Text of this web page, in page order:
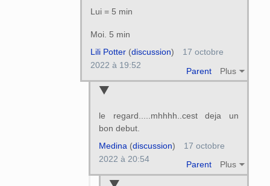
Lui = 5 min
Moi. 5 min
Parent Plus
Lili Potter(discussion)
17 octobre
2022 à 19:52
le regard.....mhhhh..cest deja un
bon debut.
Parent Plus
Medina (discussion)
17 octobre
2022 à 20:54